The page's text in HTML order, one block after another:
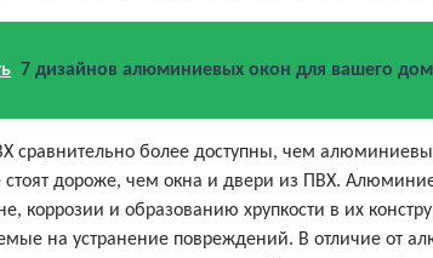
7 дизайнов алюминиевых окон для вашего
сравнительно более доступны, чем
стоят дороже, чем окна и двери из ПВХ.
коррозии и образованию хрупкости в их
на устранение повреждений. В отличие от